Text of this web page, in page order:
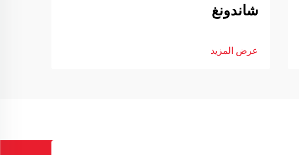
شاندونغ
عرض المزيد